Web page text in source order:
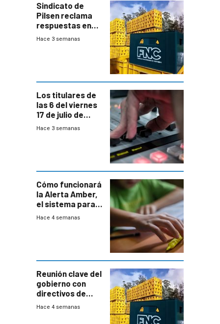
Sindicato de
Pilsen reclama
respuestas en
medio de
Hace 3 semanas
Los titulares de
las 6 del viernes
17 de julio de
2026
Hace 3 semanas
Cómo funcionará
la Alerta Amber,
el sistema para
la búsqueda
Hace 4 semanas
Reunión clave del
gobierno con
directivos de
Fábricas
Hace 4 semanas